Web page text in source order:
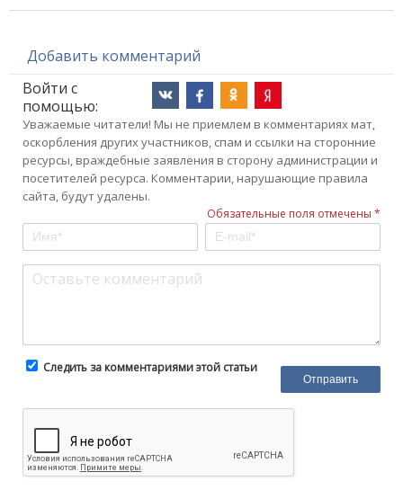
Добавить комментарий
Войти с
помощью:
Уважаемые читатели! Мы не приемлем в комментариях мат,
оскорбления других участников, спам и ссылки на сторонние
ресурсы, враждебные заявления в сторону администрации и
посетителей ресурса. Комментарии, нарушающие правила
сайта, будут удалены.
Обязательные поля отмечены *
Следить за комментариями этой статьи